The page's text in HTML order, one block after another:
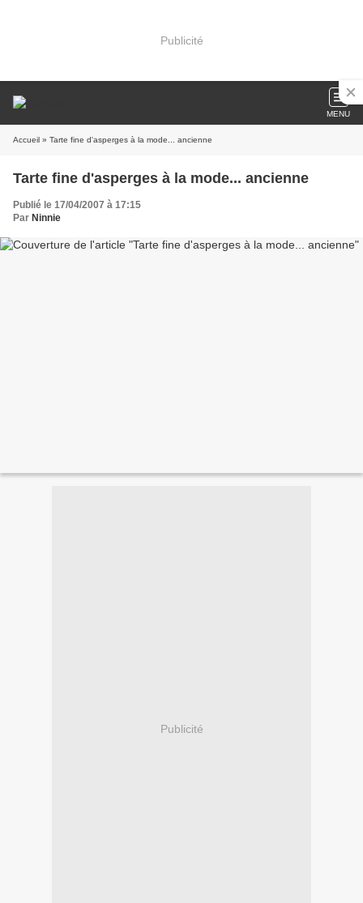
Publicité
MENU
Accueil » Tarte fine d'asperges à la mode... ancienne
Tarte fine d'asperges à la mode... ancienne
Publié le 17/04/2007 à 17:15
Par Ninnie
Publicité